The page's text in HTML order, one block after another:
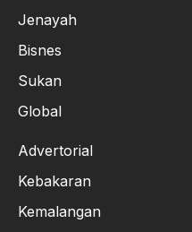
Jenayah
Bisnes
Sukan
Global
Advertorial
Kebakaran
Kemalangan